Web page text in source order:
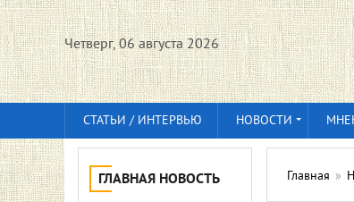
Четверг, 06 августа 2026
СТАТЬИ / ИНТЕРВЬЮ НОВОСТИ
ГЛАВНАЯ НОВОСТЬ Главная »